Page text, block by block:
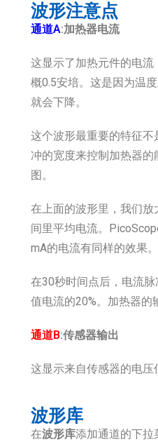
波形注意点
通道A:加热器电流
这显示了加热元件的电
概0.5安培。这是因为温
就会下降。
这个波形最重要的特征
冲的宽度来控制加热器
图。
在上面的波形里，我们
间里平均电流。
mA的电流有同样的效果。
在30秒时间点后，电流
值电流的20%。加热器的
通道B:传感器输出
这显示来自传感器的电压
波形库
在波形库添加通道的下拉